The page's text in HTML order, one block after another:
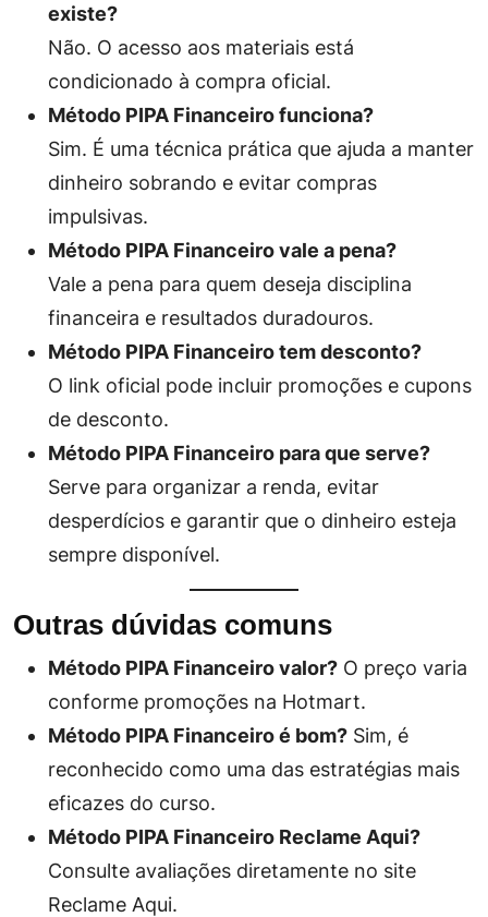
existe?
Não. O acesso aos materiais está
condicionado à compra oficial.
Método PIPA Financeiro funciona?
Sim. É uma técnica prática que ajuda a manter
dinheiro sobrando e evitar compras
impulsivas.
Método PIPA Financeiro vale a pena?
Vale a pena para quem deseja disciplina
financeira e resultados duradouros.
Método PIPA Financeiro tem desconto?
O link oficial pode incluir promoções e cupons
de desconto.
Método PIPA Financeiro para que serve?
Serve para organizar a renda, evitar
desperdícios e garantir que o dinheiro esteja
sempre disponível.
Outras dúvidas comuns
Método PIPA Financeiro valor? O preço varia
conforme promoções na Hotmart.
Método PIPA Financeiro é bom? Sim, é
reconhecido como uma das estratégias mais
eficazes do curso.
Método PIPA Financeiro Reclame Aqui?
Consulte avaliações diretamente no site
Reclame Aqui.